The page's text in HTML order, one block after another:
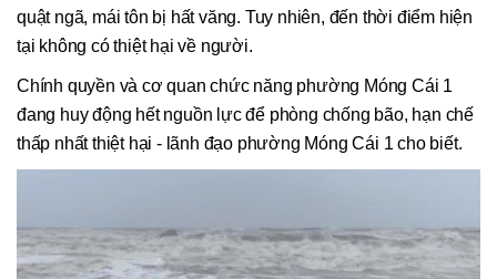
quật ngã, mái tôn bị hất văng. Tuy nhiên, đến thời điểm hiện
tại không có thiệt hại về người.
Chính quyền và cơ quan chức năng phường Móng Cái 1
đang huy động hết nguồn lực để phòng chống bão, hạn chế
thấp nhất thiệt hại - lãnh đạo phường Móng Cái 1 cho biết.